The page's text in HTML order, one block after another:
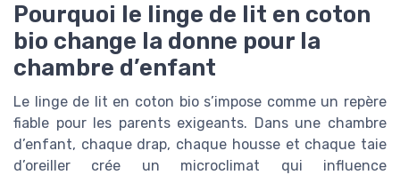
Pourquoi le linge de lit en coton
bio change la donne pour la
chambre d’enfant
Le linge de lit en coton bio s’impose comme un repère
fiable pour les parents exigeants. Dans une chambre
d’enfant, chaque drap, chaque housse et chaque taie
d’oreiller crée un microclimat qui influence